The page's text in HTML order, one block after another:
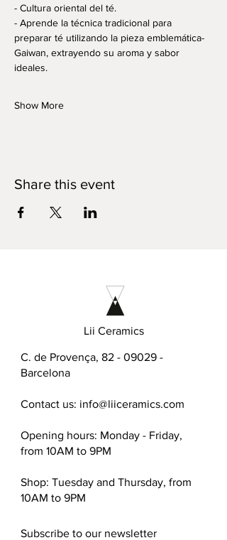
- Cultura oriental del té.
- Aprende la técnica tradicional para
preparar té utilizando la pieza emblemática-
Gaiwan, extrayendo su aroma y sabor
ideales.
Show More
Share this event
Lii Ceramics
C. de Provença, 82 - 09029 -
Barcelona
Contact us: info@liiceramics.com
Opening hours: Monday - Friday,
from 10AM to 9PM
Shop: Tuesday and Thursday, from
10AM to 9PM
Subscribe to our newsletter